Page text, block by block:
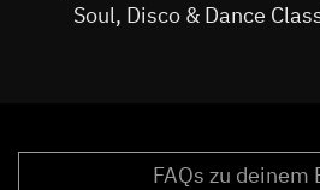
Soul, Disco & Dance
FAQs zu deinem